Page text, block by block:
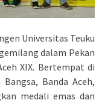
Universitas Teuku
dalam Pekan
XIX. Bertempat di
Banda Aceh,
medali emas dan